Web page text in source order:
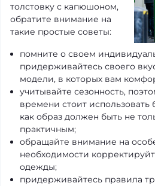
толстовку с капюшоном,
обратите внимание на
такие простые советы:
помните о своем
придерживайтесь своего
модели, в которых вам
учитывайте сезонность,
времени стоит использовать
как образ должен быть не
практичным;
обращайте внимание на
необходимости
одежды;
придерживайтесь правила